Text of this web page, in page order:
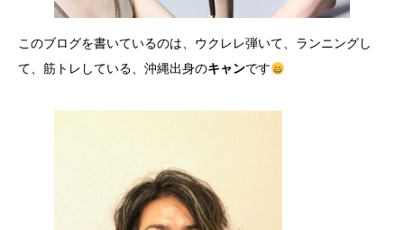
このブログを書いているのは、ウクレレ弾いて、ランニングし
て、筋トレしている、沖縄出身のキャンです